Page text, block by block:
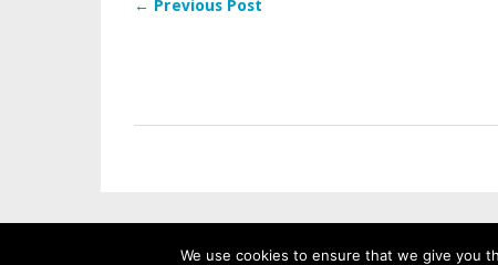
← Previous Post
We use cookies to ensure that we give you